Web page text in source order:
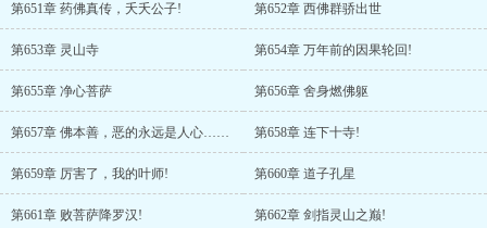
第651章 药佛真传，夭夭公子! 第652章 西佛群骄出世
第653章 灵山寺 第654章 万年前的因果轮回!
第655章 净心菩萨 第656章 舍身燃佛躯
第657章 佛本善，恶的永远是人心…… 第658章 连下十寺!
第659章 厉害了，我的叶师! 第660章 道子孔星
第661章 败菩萨降罗汉! 第662章 剑指灵山之巅!